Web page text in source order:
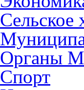
Сельское
Органы
Спорт